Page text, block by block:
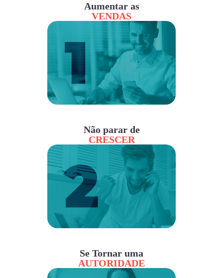
Aumentar as
VENDAS
Não parar de
CRESCER
Se Tornar uma
AUTORIDADE